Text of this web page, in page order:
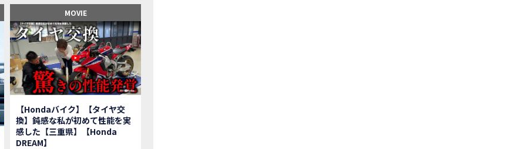
アクセル全開】女性ライダーで耐久レース参戦！レースだけじゃないサーキットの楽しみ方|Honda supercub
】最初のカスタムはこれ！ガラスコーティングもしちゃいました|Honda X-ADV
型X-ADV初走行！3台乗り継いだ私の素直な感想｜DCT クルーズコントロール
Honda Dream4店舗にて新春キャンペーンを開催
年モデルHonda X-ADV契約しました！新型のどこが凄いかチェックしてきた！
リング】秋の女子ツーリングin鳥羽・伊勢 【Honda Dream 松阪】
カブFinal Edition/HELLP KITTY在庫車あります！
R】スーパースポーツバイクで三重県の新スポットを巡る女子ツーリング|Honda CBR1000RRR Rebel1100 500 250
下 Honda Dreamにてレンタルバイクキャンペーン実施中💫
ツイン】憧れの大型バイクで1泊2日マスツーリング｜三重県〜静岡県｜Honda CL500 AfricaTwin
MOVIE
【Hondaバイク】【タイヤ交
換】鈍感な私が初めて性能を実
感した【三重県】【Honda
DREAM】